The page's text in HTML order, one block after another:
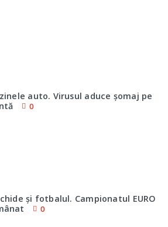
auto. Virusul aduce şomaj pe
0
şi fotbalul. Campionatul EURO
0